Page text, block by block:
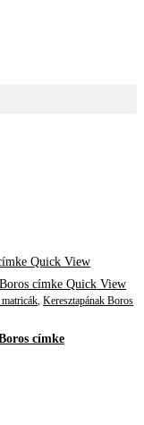
Quick View
Quick View
, Keresztapának Boros
címke